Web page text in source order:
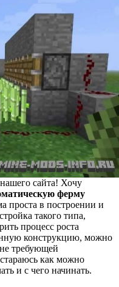
сайта! Хочу
ферму
проста в построении и
такого типа,
процесс роста
конструкцию, можно
требующей
как можно
и с чего начинать.